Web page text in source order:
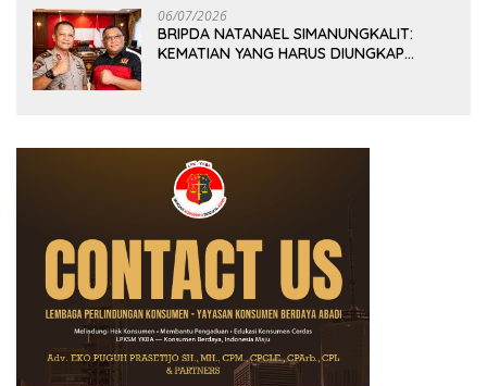
06/07/2026
BRIPDA NATANAEL SIMANUNGKALIT:
KEMATIAN YANG HARUS DIUNGKAP